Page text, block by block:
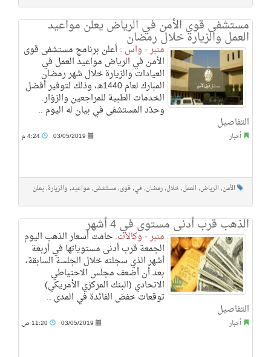
مستشفى قوى الأمن في الرياض يعلن مواعيد
العمل والزيارة خلال رمضان
منبر - واس :أعلن برنامج مستشفى قوى
الأمن في الرياض مواعيد العمل في
العيادات والزيارة خلال شهر رمضان
المبارك لعام 1440هـ، وذلك لتوفير أفضل
الخدمات الطبية للمراجعين والزوّار.
وحدّد المستشفى في بيان له اليوم ..
التفاصيل
أخبار 03/05/2019
الأمن, الرياض, العمل, خلال, رمضان, في, قوى, مستشفى, مواعيد, والزيارة, يعلن
الذهب قرب أدنى مستوى في 4 أشهر
منبر - وكالات:حامت أسعار الذهب اليوم
الجمعة قرب أدنى مستوياتها في أربعة
أشهر الذي سجلته خلال الجلسة السابقة،
بعد أن أضعف مجلس الاحتياطي
الاتحادي (البنك المركزي الأمريكي)
توقعات خفض الفائدة في المدى ..
التفاصيل
أخبار 03/05/2019